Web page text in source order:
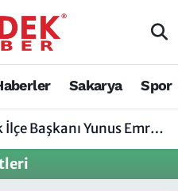
Sakarya Spor
Uzun'dan Tartışma Yaratan Açıklamaya Tepki
Haritası
ve Fikstür